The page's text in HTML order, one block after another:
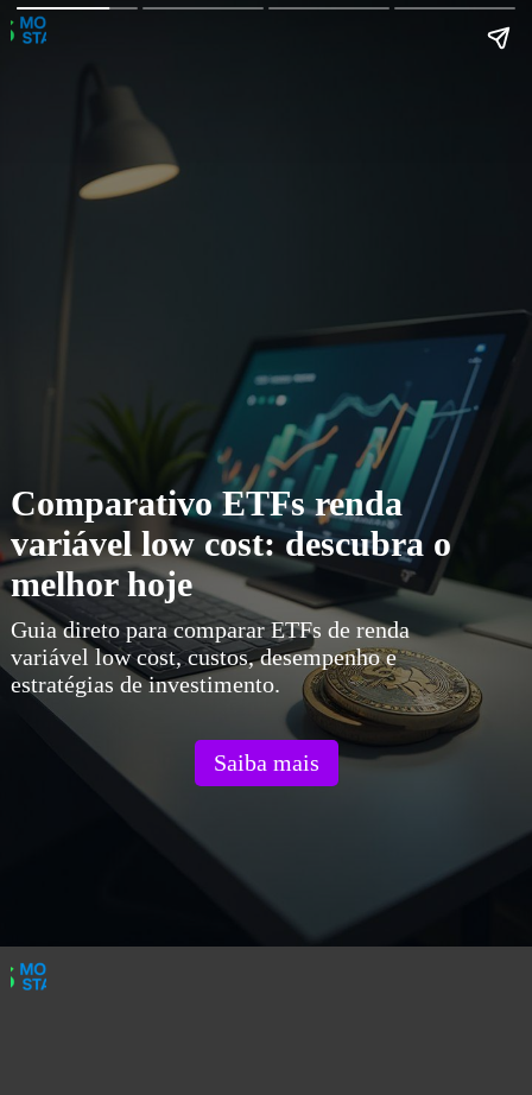
Comparativo ETFs renda
variável low cost: descubra o
melhor hoje
Guia direto para comparar ETFs de renda
variável low cost, custos, desempenho e
estratégias de investimento.
Saiba mais